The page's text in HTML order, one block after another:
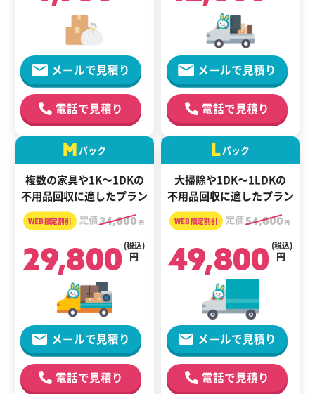
メールで見積り
電話で見積り
メールで見積り
電話で見積り
M パック
複数の家具や1K～1DKの
不用品回収に適したプラン
定価34,800 円
29,800 円
(税込)
メールで見積り
電話で見積り
Lパック
大掃除や1DK～1LDKの
不用品回収に適したプラン
定価54,800 円
49,800 円
(税込)
メールで見積り
電話で見積り